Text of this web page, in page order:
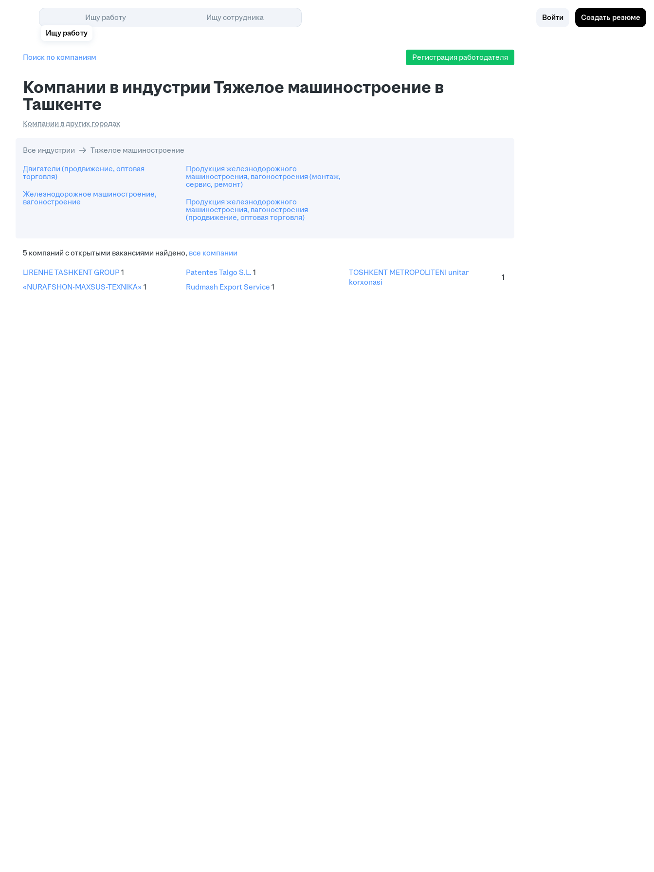
Ищу работу
Ищу работу
Ищу сотрудника Войти Создать резюме
Поиск по компаниям Регистрация работодателя
Компании в индустрии Тяжелое машиностроение в
Ташкенте
Компании в других городах
Все индустрии Тяжелое машиностроение
Двигатели (продвижение, оптовая
торговля)
Железнодорожное машиностроение,
вагоностроение
Продукция железнодорожного
машиностроения, вагоностроения (монтаж,
сервис, ремонт)
Продукция железнодорожного
машиностроения, вагоностроения
(продвижение, оптовая торговля)
5 компаний с открытыми вакансиями найдено, все компании
LIRENHE TASHKENT GROUP 1
«NURAFSHON-MAXSUS-TEXNIKA» 1
Patentes Talgo S.L. 1
Rudmash Export Service 1
TOSHKENT METROPOLITENI unitar
korxonasi
1